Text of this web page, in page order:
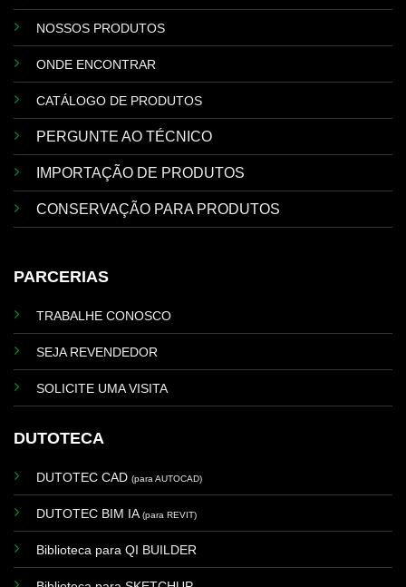
NOSSOS PRODUTOS
ONDE ENCONTRAR
CATÁLOGO DE PRODUTOS
PERGUNTE AO TÉCNICO
IMPORTAÇÃO DE PRODUTOS
CONSERVAÇÃO PARA PRODUTOS
PARCERIAS
TRABALHE CONOSCO
SEJA REVENDEDOR
SOLICITE UMA VISITA
DUTOTECA
DUTOTEC CAD (para AUTOCAD)
DUTOTEC BIM IA (para REVIT)
Biblioteca para QI BUILDER